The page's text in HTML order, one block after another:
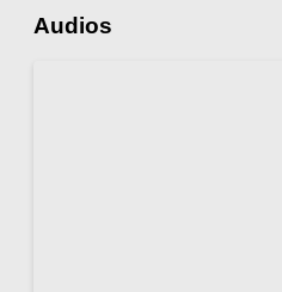
Audios